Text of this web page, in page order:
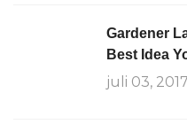
Gardener
Best Idea
juli 03, 2017